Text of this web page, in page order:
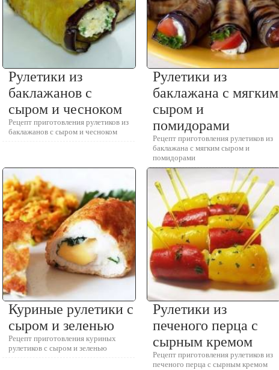
Рулетики из
баклажанов с
сыром и чесноком
Рецепт приготовления рулетиков из
баклажанов с сыром и чесноком
Рулетики из
баклажана с мягким
сыром и
помидорами
Рецепт приготовления рулетиков из
баклажана с мягким сыром и
помидорами
Куриные рулетики с
сыром и зеленью
Рецепт приготовления куриных
рулетиков с сыром и зеленью
Рулетики из
печеного перца с
сырным кремом
Рецепт приготовления рулетиков из
печеного перца с сырным кремом